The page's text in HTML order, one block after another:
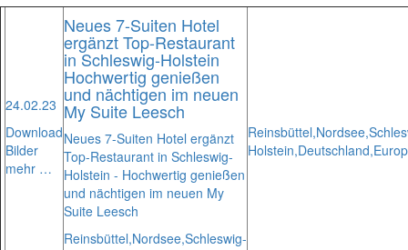
24.02.23
Download
Bilder
mehr …
Neues 7-Suiten Hotel
ergänzt Top-Restaurant
in Schleswig-Holstein
Hochwertig genießen
und nächtigen im neuen
My Suite Leesch
Neues 7-Suiten Hotel ergänzt
Top-Restaurant in Schleswig-
Holstein - Hochwertig genießen
und nächtigen im neuen My
Suite Leesch
Reinsbüttel,Nordsee,Schleswig-
Reinsbüttel,Nordsee,
Holstein,Deutschland,